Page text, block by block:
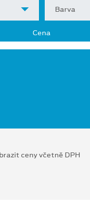
Barva
Cena
ceny včetně DPH